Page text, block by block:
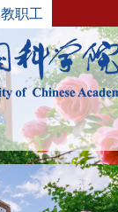
教职工